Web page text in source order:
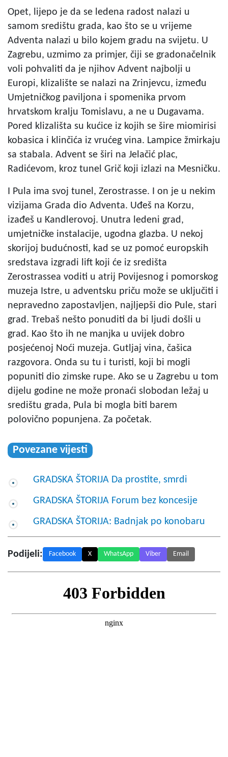
Opet, lijepo je da se ledena radost nalazi u
samom središtu grada, kao što se u vrijeme
Adventa nalazi u bilo kojem gradu na svijetu. U
Zagrebu, uzmimo za primjer, čiji se gradonačelnik
voli pohvaliti da je njihov Advent najbolji u
Europi, klizalište se nalazi na Zrinjevcu, između
Umjetničkog paviljona i spomenika prvom
hrvatskom kralju Tomislavu, a ne u Dugavama.
Pored klizališta su kućice iz kojih se šire miomirisi
kobasica i klinčića iz vrućeg vina. Lampice žmirkaju
sa stabala. Advent se širi na Jelačić plac,
Radićevom, kroz tunel Grič koji izlazi na Mesničku.
I Pula ima svoj tunel, Zerostrasse. I on je u nekim
vizijama Grada dio Adventa. Uđeš na Korzu,
izađeš u Kandlerovoj. Unutra ledeni grad,
umjetničke instalacije, ugodna glazba. U nekoj
skorijoj budućnosti, kad se uz pomoć europskih
sredstava izgradi lift koji će iz središta
Zerostrassea voditi u atrij Povijesnog i pomorskog
muzeja Istre, u adventsku priču može se uključiti i
nepravedno zapostavljen, najljepši dio Pule, stari
grad. Trebaš nešto ponuditi da bi ljudi došli u
grad. Kao što ih ne manjka u uvijek dobro
posjećenoj Noći muzeja. Gutljaj vina, čašica
razgovora. Onda su tu i turisti, koji bi mogli
popuniti dio zimske rupe. Ako se u Zagrebu u tom
dijelu godine ne može pronaći slobodan ležaj u
središtu grada, Pula bi mogla biti barem
polovično popunjena. Za početak.
Povezane vijesti
GRADSKA ŠTORIJA Da prostite, smrdi
GRADSKA ŠTORIJA Forum bez koncesije
GRADSKA ŠTORIJA: Badnjak po konobaru
Podijeli: Facebook X WhatsApp Viber Email